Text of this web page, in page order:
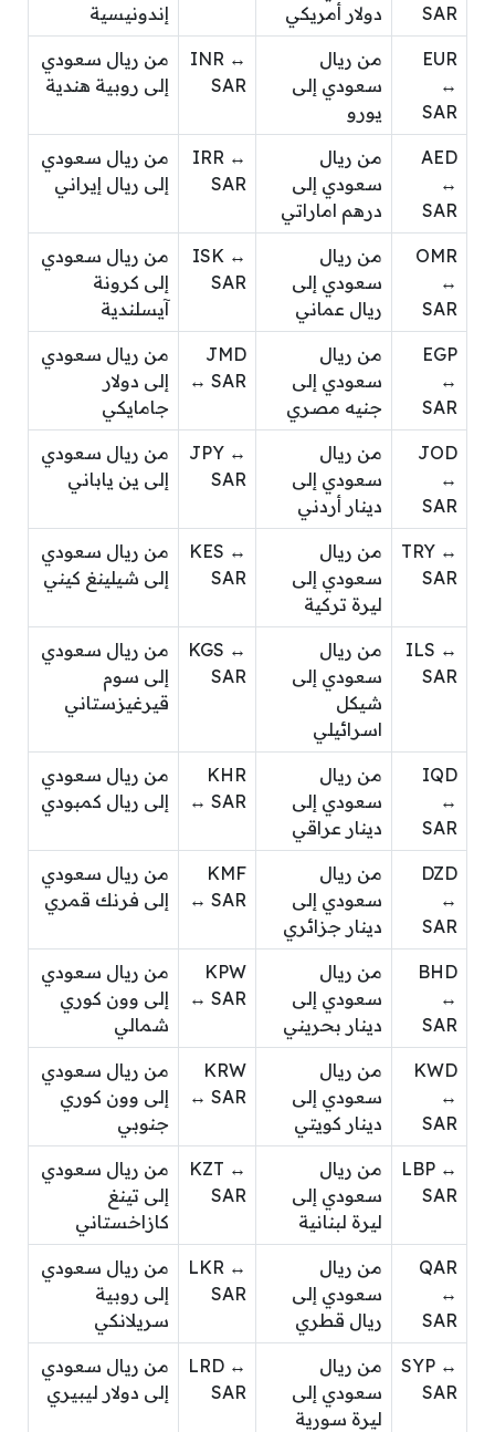
SAR
دولار أمريكي
إندونيسية
EUR
↔
SAR
من ريال
سعودي إلى
يورو
INR ↔
SAR
من ريال سعودي
إلى روبية هندية
AED
↔
SAR
من ريال
سعودي إلى
درهم اماراتي
IRR ↔
SAR
من ريال سعودي
إلى ريال إيراني
OMR
↔
SAR
من ريال
سعودي إلى
ريال عماني
ISK ↔
SAR
من ريال سعودي
إلى كرونة
آيسلندية
EGP
↔
SAR
من ريال
سعودي إلى
جنيه مصري
JMD
↔ SAR
من ريال سعودي
إلى دولار
جامايكي
JOD
↔
SAR
من ريال
سعودي إلى
دينار أردني
JPY ↔
SAR
من ريال سعودي
إلى ين ياباني
TRY ↔
SAR
من ريال
سعودي إلى
ليرة تركية
KES ↔
SAR
من ريال سعودي
إلى شيلينغ كيني
ILS ↔
SAR
من ريال
سعودي إلى
شيكل
اسرائيلي
KGS ↔
SAR
من ريال سعودي
إلى سوم
قيرغيزستاني
IQD
↔
SAR
من ريال
سعودي إلى
دينار عراقي
KHR
↔ SAR
من ريال سعودي
إلى ريال كمبودي
DZD
↔
SAR
من ريال
سعودي إلى
دينار جزائري
KMF
↔ SAR
من ريال سعودي
إلى فرنك قمري
BHD
↔
SAR
من ريال
سعودي إلى
دينار بحريني
KPW
↔ SAR
من ريال سعودي
إلى وون كوري
شمالي
KWD
↔
SAR
من ريال
سعودي إلى
دينار كويتي
KRW
↔ SAR
من ريال سعودي
إلى وون كوري
جنوبي
LBP ↔
SAR
من ريال
سعودي إلى
ليرة لبنانية
KZT ↔
SAR
من ريال سعودي
إلى تينغ
كازاخستاني
QAR
↔
SAR
من ريال
سعودي إلى
ريال قطري
LKR ↔
SAR
من ريال سعودي
إلى روبية
سريلانكي
SYP ↔
SAR
من ريال
سعودي إلى
ليرة سورية
LRD ↔
SAR
من ريال سعودي
إلى دولار ليبيري